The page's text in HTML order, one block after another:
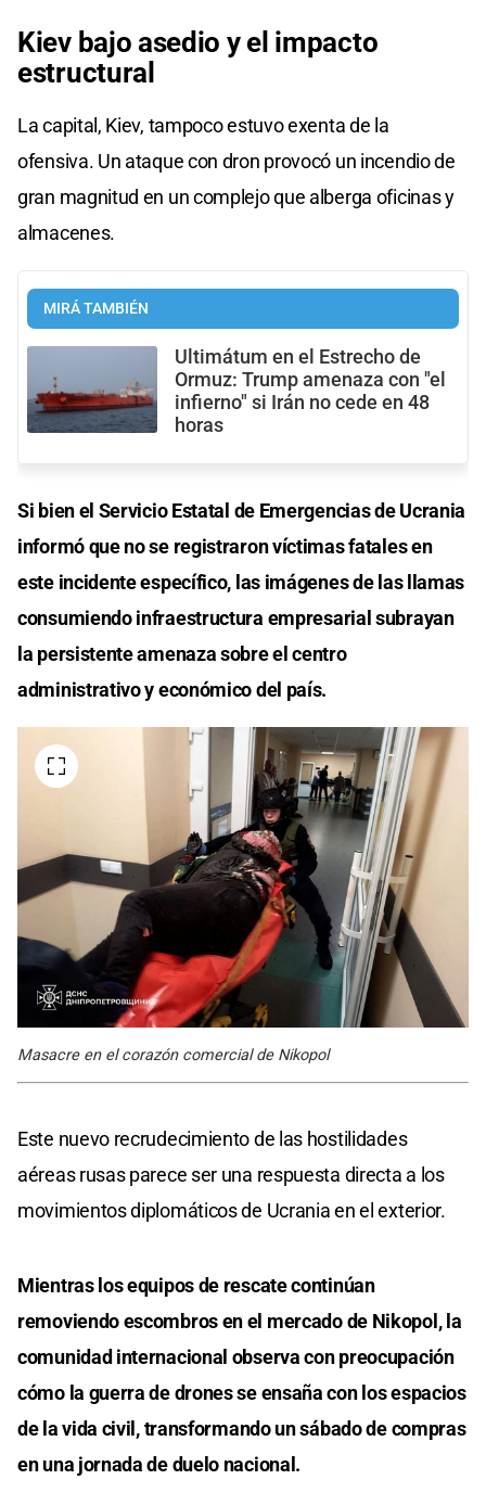
Kiev bajo asedio y el impacto
estructural
La capital, Kiev, tampoco estuvo exenta de la
ofensiva. Un ataque con dron provocó un incendio de
gran magnitud en un complejo que alberga oficinas y
almacenes.
MIRÁ TAMBIÉN
Ultimátum en el Estrecho de
Ormuz: Trump amenaza con "el
infierno" si Irán no cede en 48
horas
Si bien el Servicio Estatal de Emergencias de Ucrania
informó que no se registraron víctimas fatales en
este incidente específico, las imágenes de las llamas
consumiendo infraestructura empresarial subrayan
la persistente amenaza sobre el centro
administrativo y económico del país.
Masacre en el corazón comercial de Nikopol
Este nuevo recrudecimiento de las hostilidades
aéreas rusas parece ser una respuesta directa a los
movimientos diplomáticos de Ucrania en el exterior.
Mientras los equipos de rescate continúan
removiendo escombros en el mercado de Nikopol, la
comunidad internacional observa con preocupación
cómo la guerra de drones se ensaña con los espacios
de la vida civil, transformando un sábado de compras
en una jornada de duelo nacional.